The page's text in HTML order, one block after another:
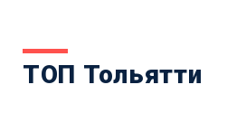
ТОП Тольятти